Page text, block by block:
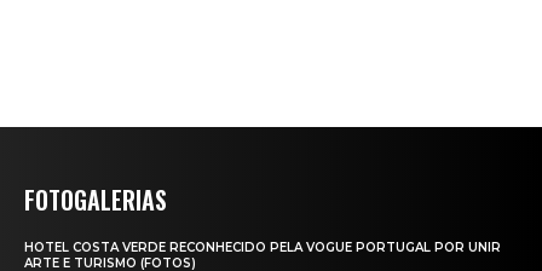
FOTOGALERIAS
HOTEL COSTA VERDE RECONHECIDO PELA VOGUE PORTUGAL POR UNIR
ARTE E TURISMO (FOTOS)